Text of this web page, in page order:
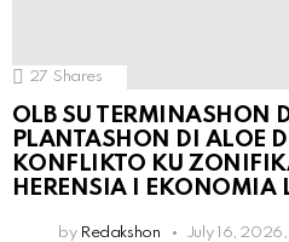
27 Shares
OLB SU TERMINASHON
PLANTASHON DI ALOE
KONFLIKTO KU
HERENSIA I EKONOMIA
by Redakshon July 16, 2026,